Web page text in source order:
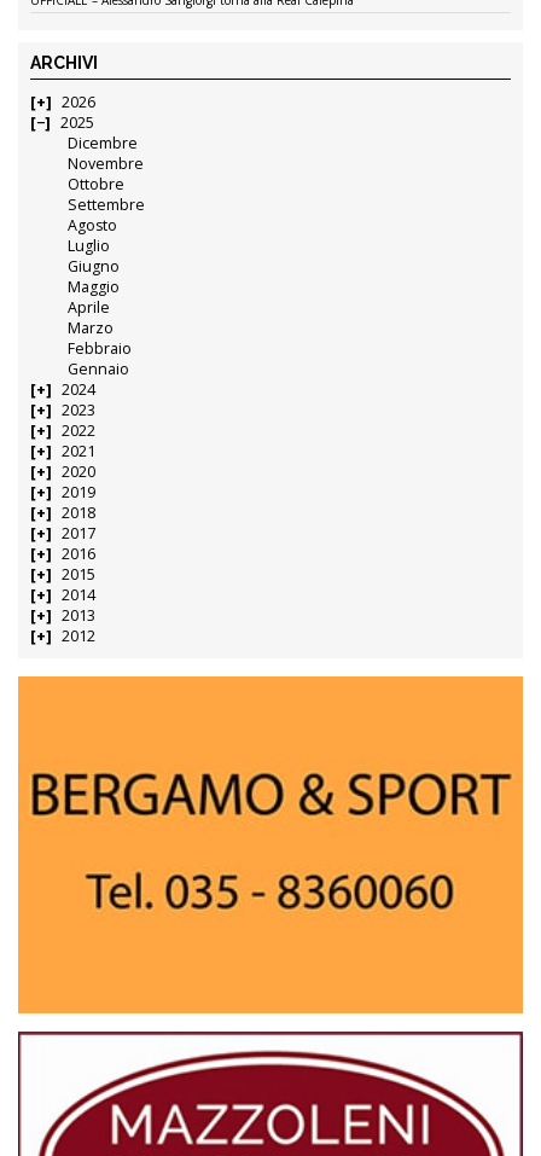
ARCHIVI
2026
2025
Dicembre
Novembre
Ottobre
Settembre
Agosto
Luglio
Giugno
Maggio
Aprile
Marzo
Febbraio
Gennaio
2024
2023
2022
2021
2020
2019
2018
2017
2016
2015
2014
2013
2012